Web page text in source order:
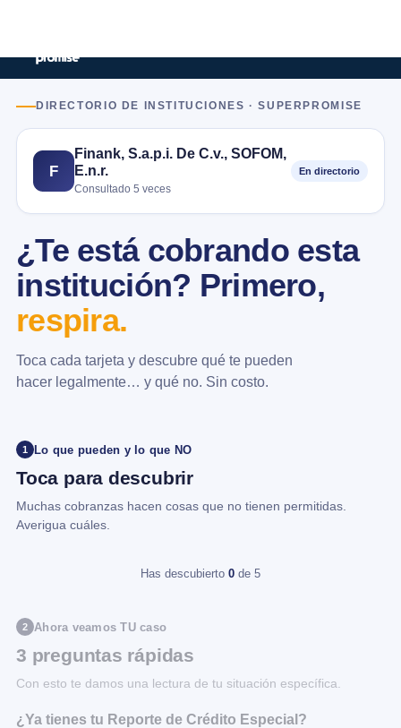
DIRECTORIO DE INSTITUCIONES · SUPERPROMISE
F
Finank, S.a.p.i. De C.v., SOFOM,
E.n.r.
Consultado 5 veces
En directorio
¿Te está cobrando esta
institución? Primero,
respira.
Toca cada tarjeta y descubre qué te pueden
hacer legalmente… y qué no. Sin costo.
1 Lo que pueden y lo que NO
Toca para descubrir
Muchas cobranzas hacen cosas que no tienen permitidas.
Averigua cuáles.
Has descubierto 0 de 5
2 Ahora veamos TU caso
3 preguntas rápidas
Con esto te damos una lectura de tu situación específica.
¿Ya tienes tu Reporte de Crédito Especial?